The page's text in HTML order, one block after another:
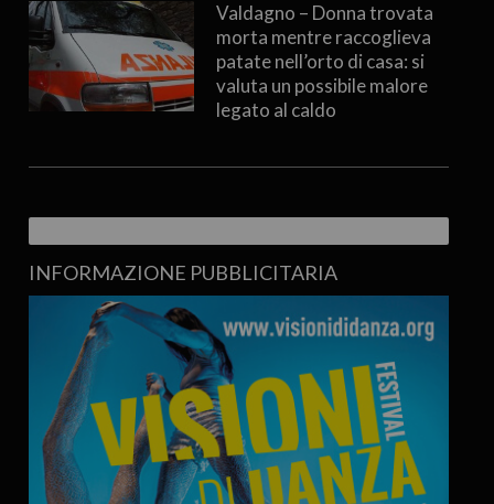
Valdagno – Donna trovata
morta mentre raccoglieva
patate nell’orto di casa: si
valuta un possibile malore
legato al caldo
INFORMAZIONE PUBBLICITARIA